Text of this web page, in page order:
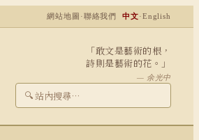
網站地圖 ·聯絡我們 中文·English
「敢文是藝術的根，
詩則是藝術的花。」
— 余光中
🔍